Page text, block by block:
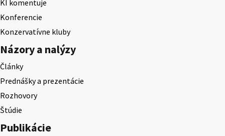
KI komentuje
Konferencie
Konzervatívne kluby
Názory a nalýzy
Články
Prednášky a prezentácie
Rozhovory
Štúdie
Publikácie